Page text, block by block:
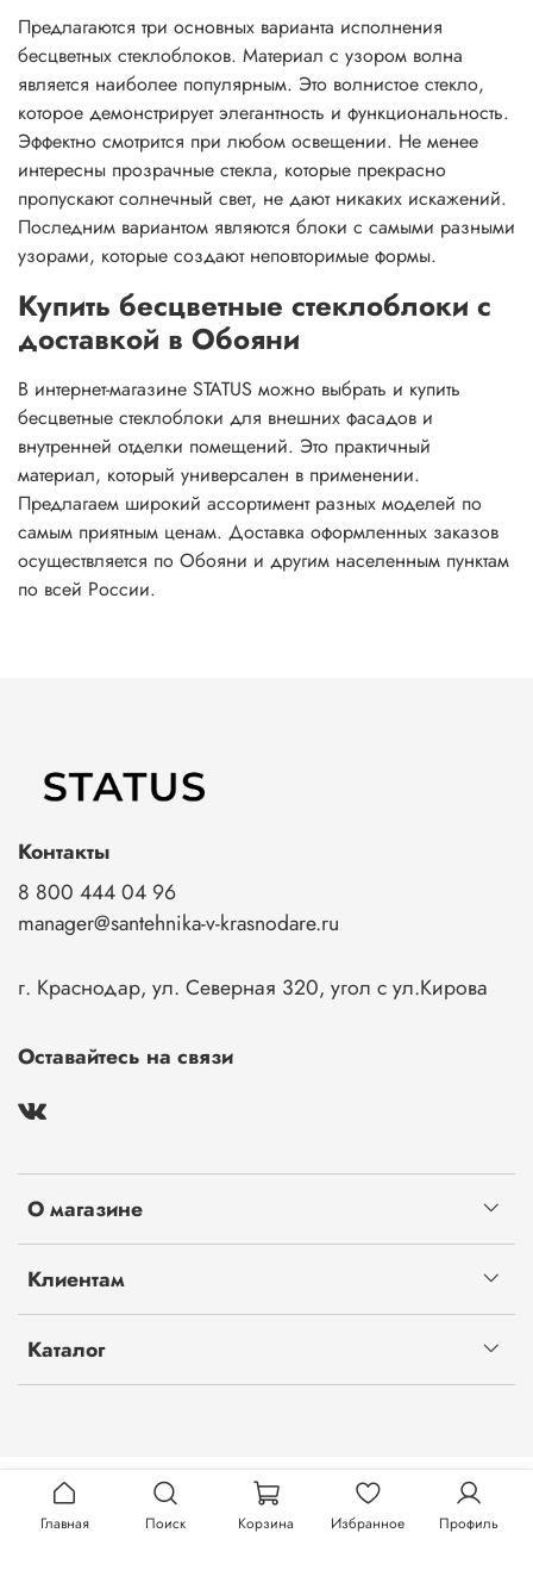
Предлагаются три основных варианта исполнения
бесцветных стеклоблоков. Материал с узором волна
является наиболее популярным. Это волнистое стекло,
которое демонстрирует элегантность и функциональность.
Эффектно смотрится при любом освещении. Не менее
интересны прозрачные стекла, которые прекрасно
пропускают солнечный свет, не дают никаких искажений.
Последним вариантом являются блоки с самыми разными
узорами, которые создают неповторимые формы.
Купить бесцветные стеклоблоки с
доставкой в Обояни
В интернет-магазине STATUS можно выбрать и купить
бесцветные стеклоблоки для внешних фасадов и
внутренней отделки помещений. Это практичный
материал, который универсален в применении.
Предлагаем широкий ассортимент разных моделей по
самым приятным ценам. Доставка оформленных заказов
осуществляется по Обояни и другим населенным пунктам
по всей России.
О магазине
Клиентам
Каталог
Контакты
8 800 444 04 96
manager@santehnika-v-krasnodare.ru
г. Краснодар, ул. Северная 320, угол с ул.Кирова
Оставайтесь на связи
Главная Поиск Корзина Избранное Профиль